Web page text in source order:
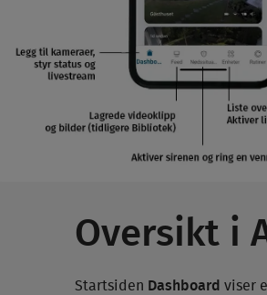
Oversikt i
Startsiden Dashboard viser